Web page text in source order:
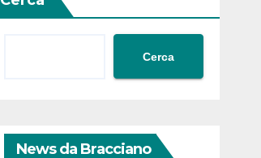
Cerca
News da Bracciano